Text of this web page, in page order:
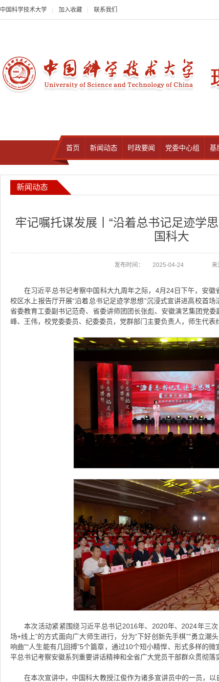
中国科学技术大学 加入收藏 联系我们
首页 新闻动态 时政要闻 党委中心组 基
新闻动态
牢记嘱托谋发展丨“沿着总书记足迹学
国科大
发布时间： 2025-04-24 来
在习近平总书记考察中国科大九周年之际，4月24日下午，安
校区水上报告厅开展“沿着总书记足迹学思想”沉浸式宣讲进高校首
省委教育工委副书记范奇、省委讲师团团长张彪、安徽演艺集团党
峰、王伟，校党委委员、纪委委员，党群部门主要负责人，师生代表
本次活动紧紧围绕习近平总书记2016年、2020年、2024年三
场+线上”的方式面向广大师生进行，分为“下好创新先手棋”“勇立潮
响曲”“人生能有几回搏”5个篇章，通过10个短小精悍、形式多样的
平总书记考察安徽系列重要讲话精神和全省广大党员干部群众贯彻落
在本次宣讲中，中国科大教授江俊作为诸多宣讲员中的一员，